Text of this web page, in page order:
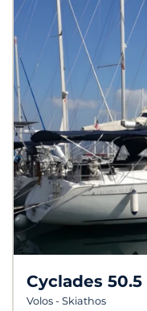
Cyclades 50.5
Volos - Skiathos